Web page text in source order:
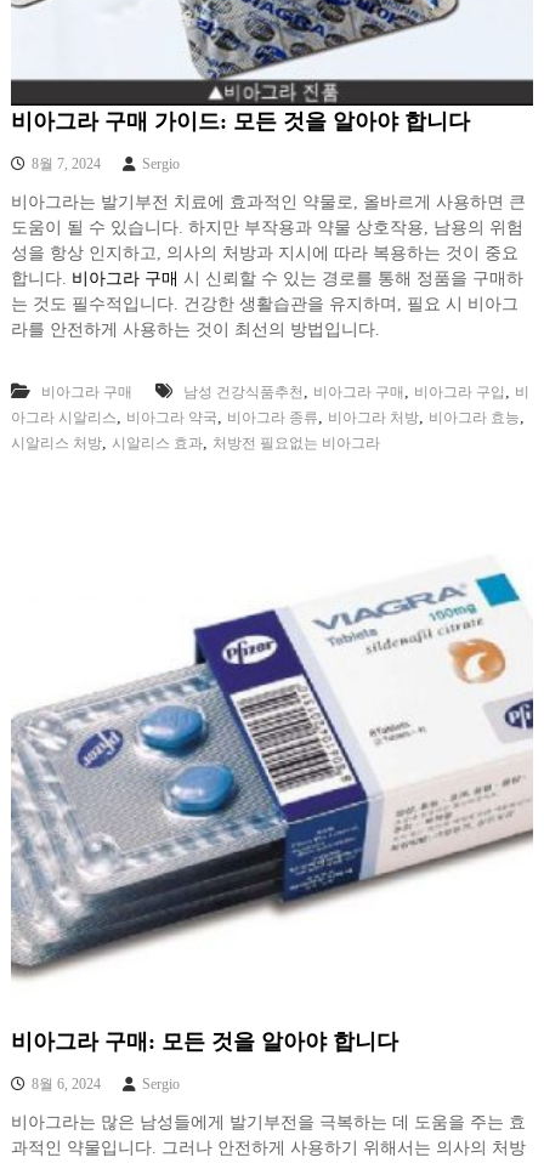
비아그라 구매 가이드: 모든 것을 알아야 합니다
8월 7, 2024 Sergio
비아그라는 발기부전 치료에 효과적인 약물로, 올바르게 사용하면 큰
도움이 될 수 있습니다. 하지만 부작용과 약물 상호작용, 남용의 위험
성을 항상 인지하고, 의사의 처방과 지시에 따라 복용하는 것이 중요
합니다. 비아그라 구매 시 신뢰할 수 있는 경로를 통해 정품을 구매하
는 것도 필수적입니다. 건강한 생활습관을 유지하며, 필요 시 비아그
라를 안전하게 사용하는 것이 최선의 방법입니다.
비아그라 구매 남성 건강식품추천 , 비아그라 구매 , 비아그라 구입 , 비
아그라 시알리스, 비아그라 약국, 비아그라 종류, 비아그라 처방, 비아그라 효능,
시알리스 처방, 시알리스 효과, 처방전 필요없는 비아그라
비아그라 구매: 모든 것을 알아야 합니다
8월 6, 2024 Sergio
비아그라는 많은 남성들에게 발기부전을 극복하는 데 도움을 주는 효
과적인 약물입니다. 그러나 안전하게 사용하기 위해서는 의사의 처방